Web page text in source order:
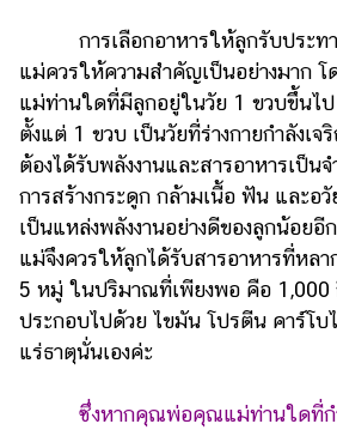
ปิ้ง
รถยนต์
บ้าน
และ
การ
ตกแต่ง
มือ
ถือ
ราคา
การเลือกอาหารให้ลูกรับประท
แม่ควรให้ความสำคัญเป็นอย่างมาก
แม่ท่านใดที่มีลูกอยู่ในวัย 1 ขวบขึ้นไป
ตั้งแต่ 1 ขวบ เป็นวัยที่ร่างกายกำลังเจ
ต้องได้รับพลังงานและสารอาหารเป็น
การสร้างกระดูก กล้ามเนื้อ ฟัน และอวั
เป็นแหล่งพลังงานอย่างดีของลูกน้อ
แม่จึงควรให้ลูกได้รับสารอาหารที่หล
5 หมู่ ในปริมาณที่เพียงพอ คือ 1,000
ประกอบไปด้วย ไขมัน โปรตีน คาร์โบ
แร่ธาตุนั่นเองค่ะ
ซึ่งหากคุณพ่อคุณแม่ท่านใดที่ก